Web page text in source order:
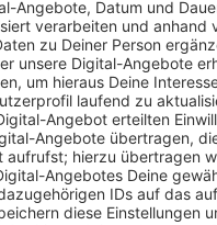
wird ein Auto
wurde die Polizei erneut